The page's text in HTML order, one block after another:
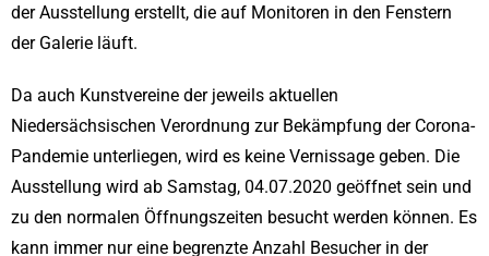
der Ausstellung erstellt, die auf Monitoren in den Fenstern
der Galerie läuft.
Da auch Kunstvereine der jeweils aktuellen
Niedersächsischen Verordnung zur Bekämpfung der Corona-
Pandemie unterliegen, wird es keine Vernissage geben. Die
Ausstellung wird ab Samstag, 04.07.2020 geöffnet sein und
zu den normalen Öffnungszeiten besucht werden können. Es
kann immer nur eine begrenzte Anzahl Besucher in der